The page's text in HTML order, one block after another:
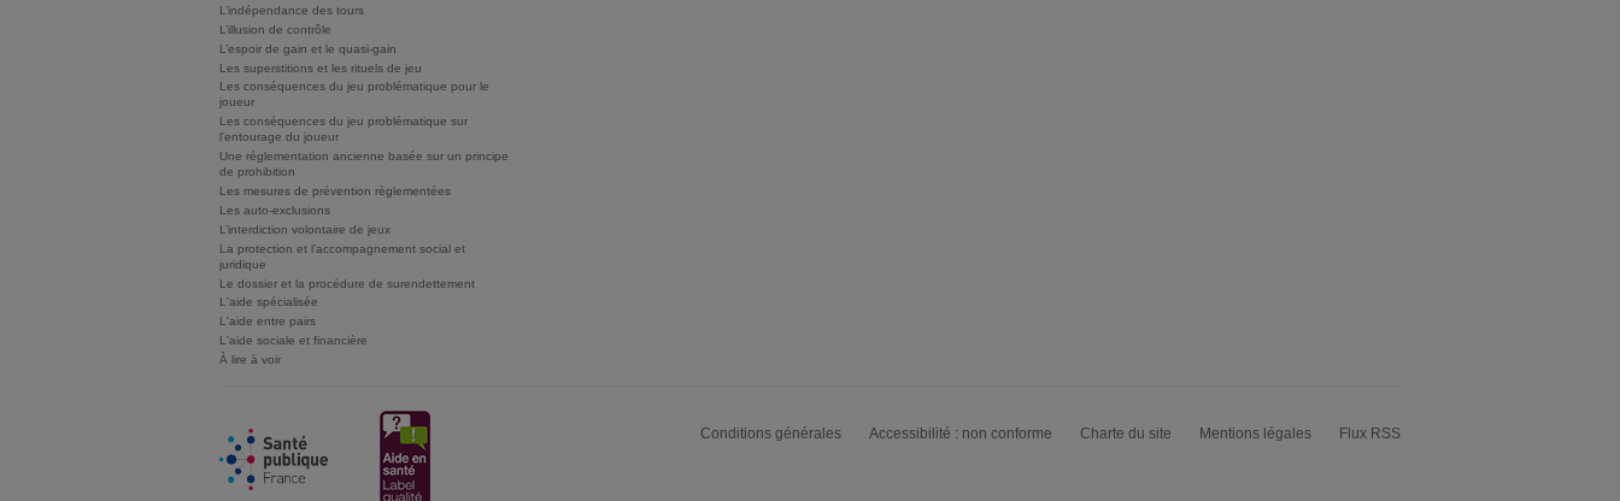
L’indépendance des tours
L’illusion de contrôle
L’espoir de gain et le quasi-gain
Les superstitions et les rituels de jeu
Les conséquences du jeu problématique pour le
joueur
Les conséquences du jeu problématique sur
l’entourage du joueur
Une réglementation ancienne basée sur un principe
de prohibition
Les mesures de prévention règlementées
Les auto-exclusions
L’interdiction volontaire de jeux
La protection et l’accompagnement social et
juridique
Le dossier et la procédure de surendettement
L'aide spécialisée
L'aide entre pairs
L'aide sociale et financière
À lire à voir
Conditions générales Accessibilité : non conforme Charte du site Mentions légales Flux RSS